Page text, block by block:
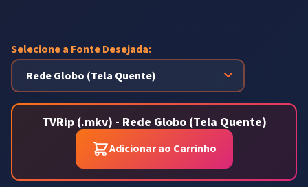
Selecione a Fonte Desejada:
TVRip (.mkv) - Rede Globo (Tela Quente)
Adicionar ao Carrinho